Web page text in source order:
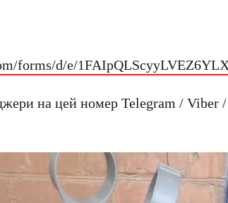
forms/d/e/
на цей номер Telegram / Viber